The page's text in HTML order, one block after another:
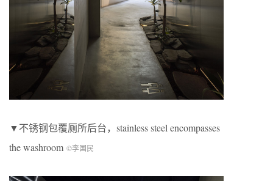
▼不锈钢包覆厕所后台，stainless steel encompasses
the washroom ©李国民